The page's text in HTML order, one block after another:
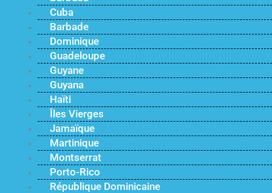
Cuba
Barbade
Dominique
Guadeloupe
Guyane
Guyana
Haïti
Îles Vierges
Jamaïque
Martinique
Montserrat
Porto-Rico
République Dominicaine